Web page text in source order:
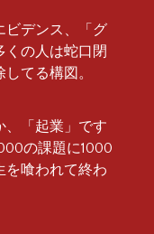
ビデンス、「グ
くの人は蛇口閉
てる構図。
、「起業」です
の課題に1000
を喰われて終わ